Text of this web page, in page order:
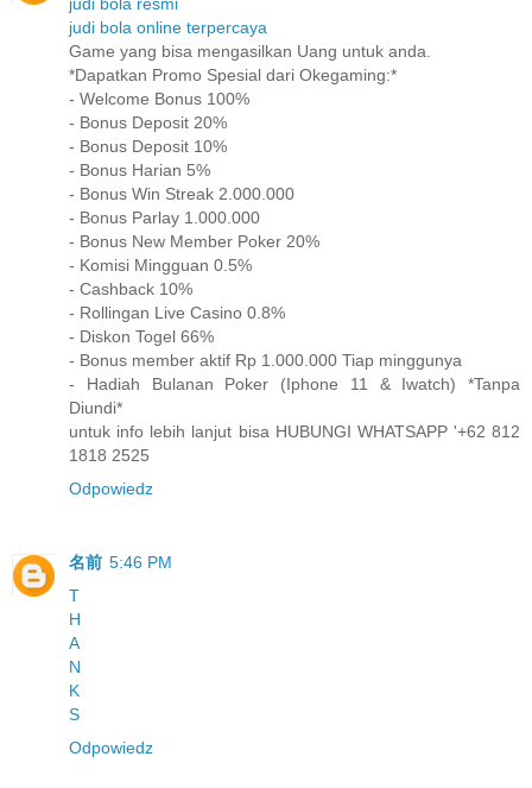
judi bola online terpercaya
Game yang bisa mengasilkan Uang untuk anda.
*Dapatkan Promo Spesial dari Okegaming:*
- Welcome Bonus 100%
- Bonus Deposit 20%
- Bonus Deposit 10%
- Bonus Harian 5%
- Bonus Win Streak 2.000.000
- Bonus Parlay 1.000.000
- Bonus New Member Poker 20%
- Komisi Mingguan 0.5%
- Cashback 10%
- Rollingan Live Casino 0.8%
- Diskon Togel 66%
- Bonus member aktif Rp 1.000.000 Tiap minggunya
- Hadiah Bulanan Poker (Iphone 11 & Iwatch) *Tanpa
Diundi*
untuk info lebih lanjut bisa HUBUNGI WHATSAPP '+62 812
1818 2525
Odpowiedz
名前 5:46 PM
T
H
A
N
K
S
Odpowiedz